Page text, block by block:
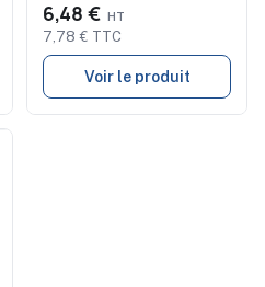
6,48 €
7,78 € TTC
Voir le produit